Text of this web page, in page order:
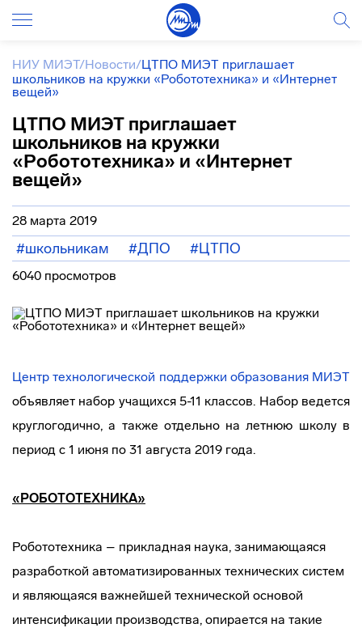
НИУ МИЭТ/Новости/ЦТПО МИЭТ приглашает
школьников на кружки «Робототехника» и «Интернет
вещей»
ЦТПО МИЭТ приглашает
школьников на кружки
«Робототехника» и «Интернет
вещей»
28 марта 2019
#школьникам #ДПО #ЦТПО
6040 просмотров
Центр технологической поддержки образования МИЭТ
объявляет набор учащихся 5-11 классов. Набор ведется
круглогодично, а также отдельно на летнюю школу в
период с 1 июня по 31 августа 2019 года.
«РОБОТОТЕХНИКА»
Робототехника – прикладная наука, занимающаяся
разработкой автоматизированных технических систем
и являющаяся важнейшей технической основой
интенсификации производства, опирается на такие